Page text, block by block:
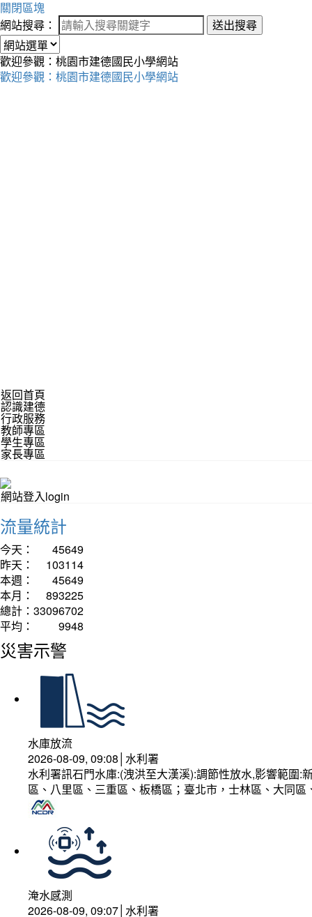
關閉區塊
網站搜尋：
送出搜尋
歡迎參觀：桃園市建德國民小學網站
歡迎參觀：桃園市建德國民小學網站
返回首頁
認識建德
行政服務
教師專區
學生專區
家長專區
網站登入login
流量統計
今天：
45649
昨天：
103114
本週：
45649
本月：
893225
總計： 33096702
平均：
9948
災害示警
水庫放流
2026-08-09, 09:08│水利署
水利署訊石門水庫:(洩洪至大漢溪):調節性放水,影響範圍
區、八里區、三重區、板橋區；臺北市，士林區、大同
淹水感測
2026-08-09, 09:07│水利署